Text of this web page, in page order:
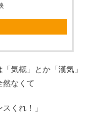
気概」とか「漢気」
然なくて
くれ！」